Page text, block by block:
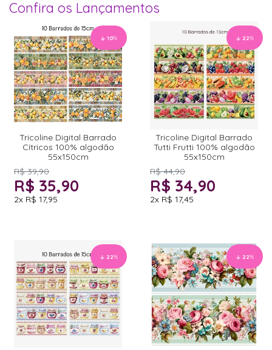
Confira os Lançamentos
10%
Tricoline Digital Barrado
Cítricos 100% algodão
55x150cm
R$ 39,90
R$ 35,90
2x R$ 17,95
22%
Tricoline Digital Barrado
Tutti Frutti 100% algodão
55x150cm
R$ 44,90
R$ 34,90
2x R$ 17,45
22% 22%